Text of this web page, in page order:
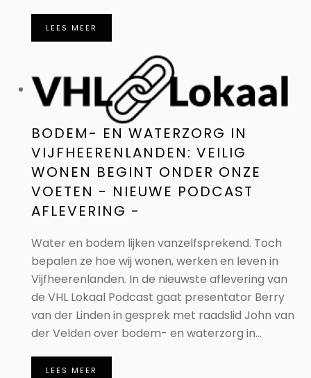
LEES MEER
BODEM- EN WATERZORG IN
VIJFHEERENLANDEN: VEILIG
WONEN BEGINT ONDER ONZE
VOETEN - NIEUWE PODCAST
AFLEVERING -
Water en bodem lijken vanzelfsprekend. Toch
bepalen ze hoe wij wonen, werken en leven in
Vijfheerenlanden. In de nieuwste aflevering van
de VHL Lokaal Podcast gaat presentator Berry
van der Linden in gesprek met raadslid John van
der Velden over bodem- en waterzorg in...
LEES MEER